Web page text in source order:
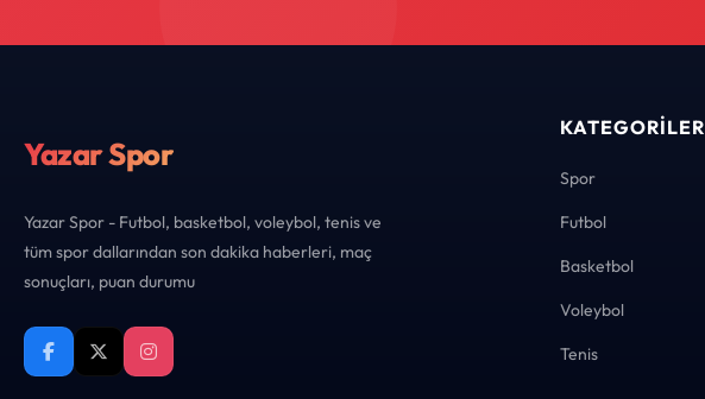
Yazar Spor
Yazar Spor - Futbol, basketbol, voleybol, tenis ve
tüm spor dallarından son dakika haberleri, maç
sonuçları, puan durumu
KATEGORILER
Spor
Futbol
Basketbol
Voleybol
Tenis